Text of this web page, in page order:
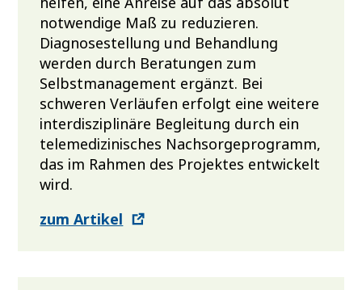
notwendige Maß zu reduzieren.
Diagnosestellung und Behandlung
werden durch Beratungen zum
Selbstmanagement ergänzt. Bei
schweren Verläufen erfolgt eine weitere
interdisziplinäre Begleitung durch ein
telemedizinisches Nachsorgeprogramm,
das im Rahmen des Projektes entwickelt
wird.
zum Artikel